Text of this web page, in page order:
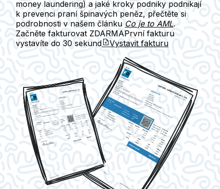
money laundering) a jaké kroky podniky podnikají
k prevenci praní špinavých peněz, přečtěte si
podrobnosti v našem článku Co je to AML.
Začněte fakturovat ZDARMAPrvní fakturu
vystavíte do 30 sekund Vystavit fakturu